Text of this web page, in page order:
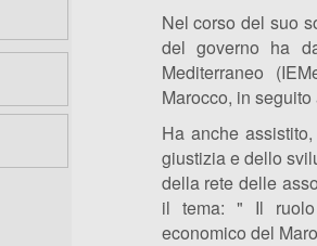
Nel corso del suo
del governo ha
Mediterraneo
Marocco, in
Ha anche
giustizia e dello
della rete delle
il tema: " Il ruolo
economico del